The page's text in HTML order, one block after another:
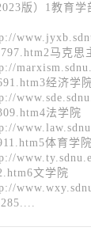
版）1教育
马克思
经济学
法学院
体育学院
文学院